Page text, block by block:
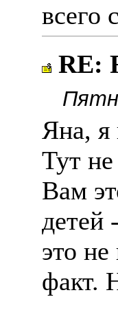
всего
RE:
Яна, я
Тут
Вам
детей
это
факт.